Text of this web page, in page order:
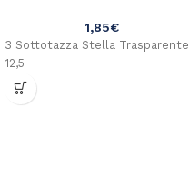
1,85€
3 Sottotazza Stella Trasparente
12,5